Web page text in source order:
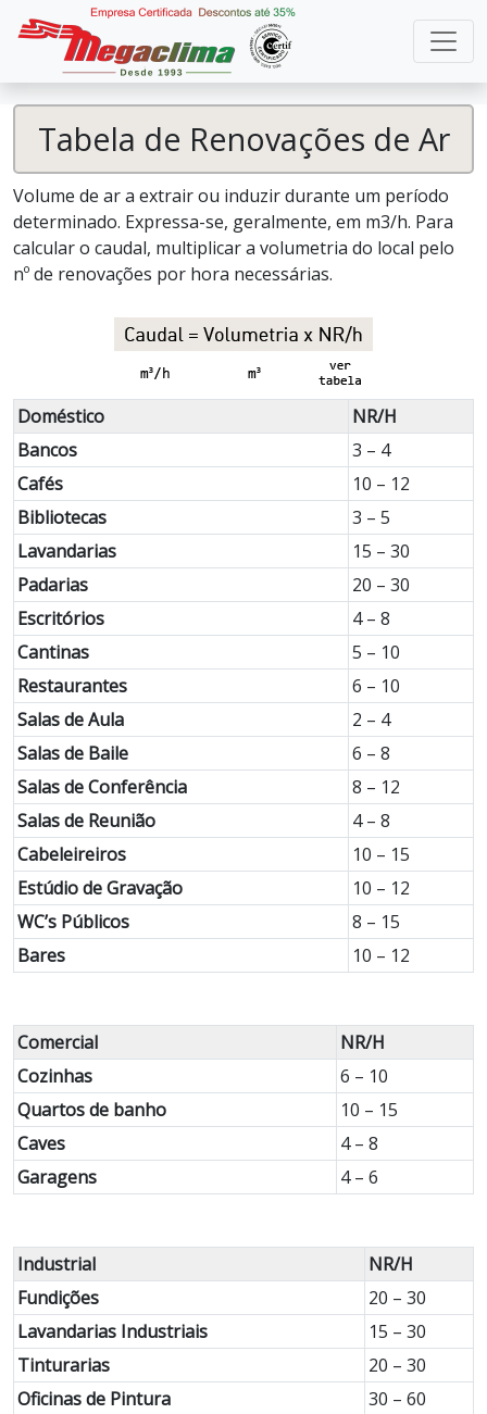
Tabela de Renovações de Ar
Volume de ar a extrair ou induzir durante um período
determinado. Expressa-se, geralmente, em m3/h. Para
calcular o caudal, multiplicar a volumetria do local pelo
nº de renovações por hora necessárias.
Doméstico
NR/H
Bancos
3 – 4
Cafés
10 – 12
Bibliotecas
3 – 5
Lavandarias
15 – 30
Padarias
20 – 30
Escritórios
4 – 8
Cantinas
5 – 10
Restaurantes
6 – 10
Salas de Aula
2 – 4
Salas de Baile
6 – 8
Salas de Conferência
8 – 12
Salas de Reunião
4 – 8
Cabeleireiros
10 – 15
Estúdio de Gravação
10 – 12
WC’s Públicos
8 – 15
Bares
10 – 12
Comercial
NR/H
Cozinhas
6 – 10
Quartos de banho
10 – 15
Caves
4 – 8
Garagens
4 – 6
Industrial
NR/H
Fundições
20 – 30
Lavandarias Industriais
15 – 30
Tinturarias
20 – 30
Oficinas de Pintura
30 – 60